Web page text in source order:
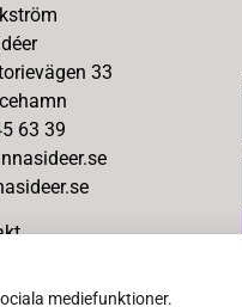
33
63 39
– All Rights Reserved
mediefunktioner.